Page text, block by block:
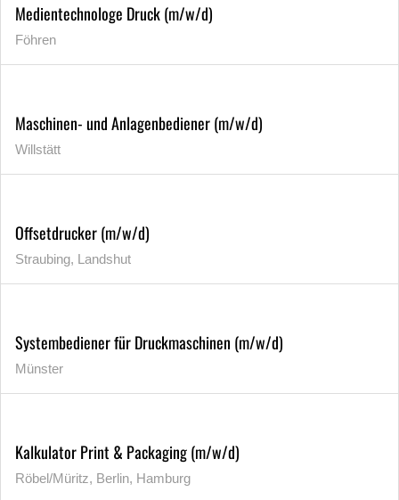
Medientechnologe Druck (m/w/d)
Föhren
Maschinen- und Anlagenbediener (m/w/d)
Willstätt
Offsetdrucker (m/w/d)
Straubing, Landshut
Systembediener für Druckmaschinen (m/w/d)
Münster
Kalkulator Print & Packaging (m/w/d)
Röbel/Müritz, Berlin, Hamburg